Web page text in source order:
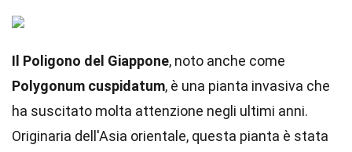
Il Poligono del Giappone, noto anche come
Polygonum cuspidatum, è una pianta invasiva che
ha suscitato molta attenzione negli ultimi anni.
Originaria dell'Asia orientale, questa pianta è stata